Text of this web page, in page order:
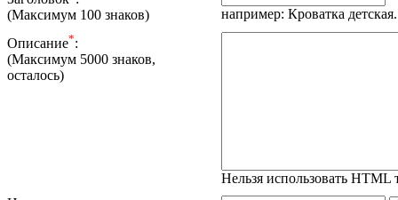
(Максимум 100 знаков)
например: Кроватка детская.
Описание*:
(Максимум 5000 знаков,
осталось)
Нельзя использовать HTML